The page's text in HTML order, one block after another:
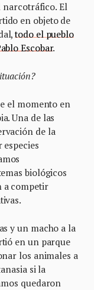
narcotráfico. El
en objeto de
todo el pueblo
Escobar.
el momento en
Una de las
de la
biológicos
a competir
y un macho a la
en un parque
los animales a
si la
quedaron